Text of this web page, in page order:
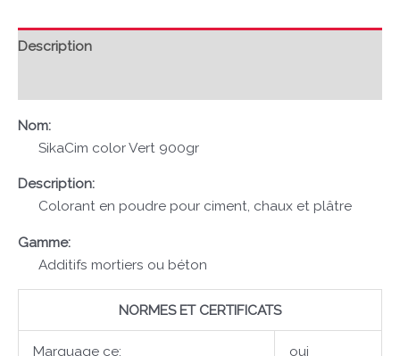
Description
Nom:
SikaCim color Vert 900gr
Description:
Colorant en poudre pour ciment, chaux et plâtre
Gamme:
Additifs mortiers ou béton
NORMES ET CERTIFICATS
Marquage ce: oui